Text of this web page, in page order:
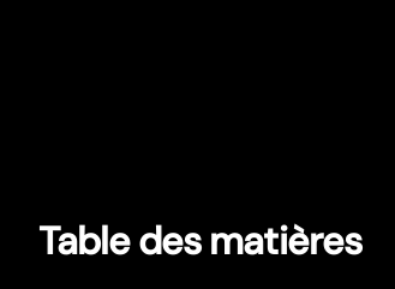
Table des matières